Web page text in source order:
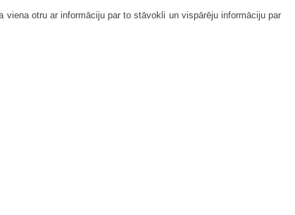
otru ar informāciju par to stāvokli un vispārēju informāciju par